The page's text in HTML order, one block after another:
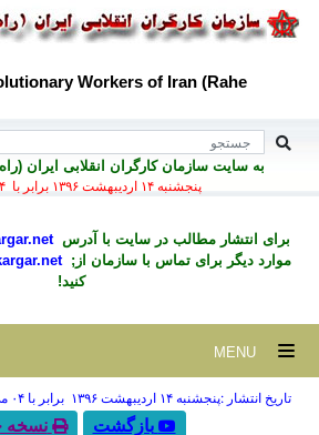
Workers of Iran (Rahe
به سايت سازمان کارگران انقلابی ايران
پنجشنبه ۱۴ ارديبهشت ۱۳۹۶ برابر با ۰۴ می ۲۰۱۷
برای انتشار مطالب در سايت با آدرس
موارد ديگر برای تماس با سازمان از;
کنید!
تاریخ انتشار :پنجشنبه ۱۴ ارديبهشت ۱۳۹۶ برابر با ۰۴ می ۲۰۱۷
بازگشت نسخه